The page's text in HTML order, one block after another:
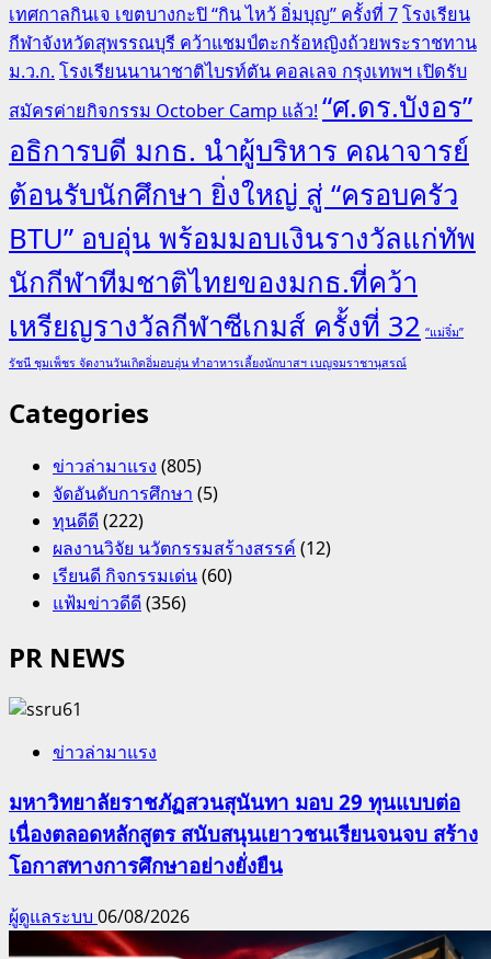
เทศกาลกินเจ เขตบางกะปิ “กิน ไหว้ อิ่มบุญ” ครั้งที่ 7โรงเรียน
กีฬาจังหวัดสุพรรณบุรี คว้าแชมป์ตะกร้อหญิงถ้วยพระราชทาน
ม.ว.ก.โรงเรียนนานาชาติไบรท์ตัน คอลเลจ กรุงเทพฯ เปิดรับ
สมัครค่ายกิจกรรม October Camp แล้ว!“ศ.ดร.บังอร”
อธิการบดี มกธ. นำผู้บริหาร คณาจารย์
ต้อนรับนักศึกษา ยิ่งใหญ่ สู่ “ครอบครัว
BTU” อบอุ่น พร้อมมอบเงินรางวัลแก่ทัพ
นักกีฬาทีมชาติไทยของมกธ.ที่คว้า
เหรียญรางวัลกีฬาซีเกมส์ ครั้งที่ 32 “แม่จิ๋ม”
รัชนี ชุมเพ็ชร จัดงานวันเกิดอิ่มอบอุ่น ทำอาหารเลี้ยงนักบาสฯ เบญจมราชานุสรณ์
Categories
ข่าวล่ามาแรง (805)
จัดอันดับการศึกษา (5)
ทุนดีดี(222)
ผลงานวิจัย นวัตกรรมสร้างสรรค์ (12)
เรียนดี กิจกรรมเด่น(60)
แฟ้มข่าวดีดี(356)
PR NEWS
ข่าวล่ามาแรง
มหาวิทยาลัยราชภัฏสวนสุนันทา มอบ 29 ทุนแบบต่อ
เนื่องตลอดหลักสูตร สนับสนุนเยาวชนเรียนจนจบ สร้าง
โอกาสทางการศึกษาอย่างยั่งยืน
ผู้ดูแลระบบ 06/08/2026